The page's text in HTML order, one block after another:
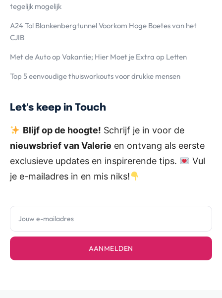
tegelijk mogelijk
A24 Tol Blankenbergtunnel Voorkom Hoge Boetes van het
CJIB
Met de Auto op Vakantie; Hier Moet je Extra op Letten
Top 5 eenvoudige thuisworkouts voor drukke mensen
Let's keep in Touch
Blijf op de hoogte! Schrijf je in voor de
nieuwsbrief van Valerie en ontvang als eerste
exclusieve updates en inspirerende tips.
Vul
je e-mailadres in en mis niks!
AANMELDEN